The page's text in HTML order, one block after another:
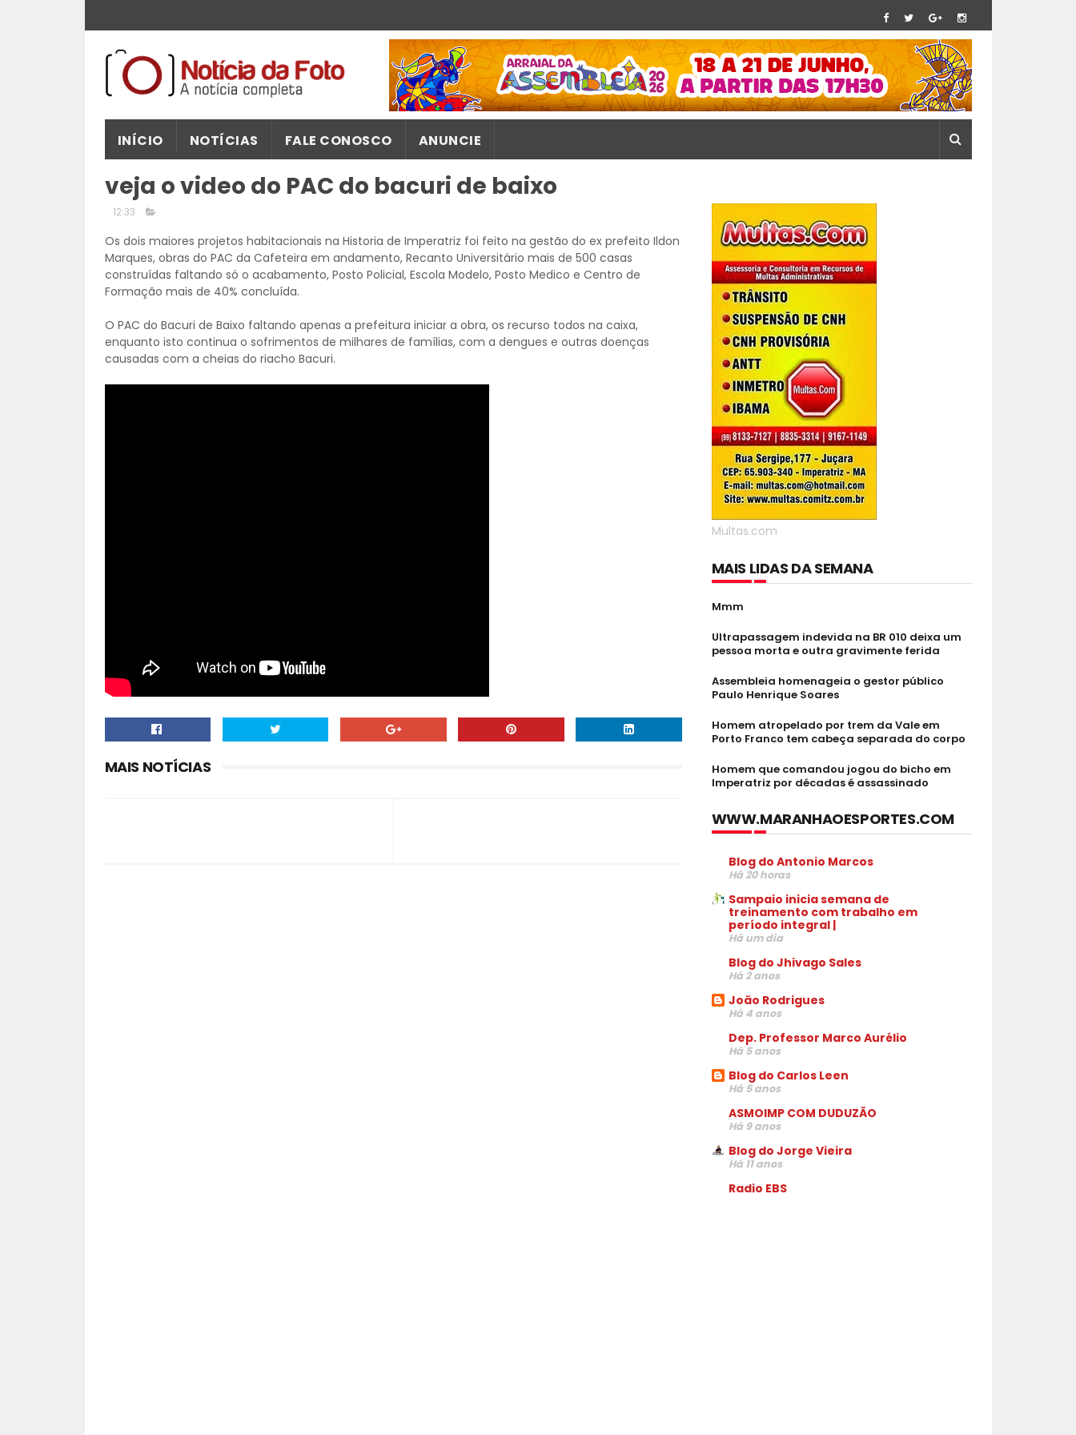
INÍCIO NOTÍCIAS FALE CONOSCO ANUNCIE
veja o video do PAC do bacuri de baixo
12:33
Os dois maiores projetos habitacionais na Historia de Imperatriz foi feito na gestão do ex prefeito Ildon
Marques, obras do PAC da Cafeteira em andamento, Recanto Universitário mais de 500 casas
construídas faltando só o acabamento, Posto Policial, Escola Modelo, Posto Medico e Centro de
Formação mais de 40% concluída.
O PAC do Bacuri de Baixo faltando apenas a prefeitura iniciar a obra, os recurso todos na caixa,
enquanto isto continua o sofrimentos de milhares de famílias, com a dengues e outras doenças
causadas com a cheias do riacho Bacuri.
MAIS NOTÍCIAS
Multas.com
MAIS LIDAS DA SEMANA
Mmm
Ultrapassagem indevida na BR 010 deixa um
pessoa morta e outra gravimente ferida
Assembleia homenageia o gestor público
Paulo Henrique Soares
Homem atropelado por trem da Vale em
Porto Franco tem cabeça separada do corpo
Homem que comandou jogou do bicho em
Imperatriz por décadas é assassinado
WWW.MARANHAOESPORTES.COM
Blog do Antonio Marcos
Há 20 horas
Sampaio inicia semana de
treinamento com trabalho em
período integral |
Há um dia
Blog do Jhivago Sales
Há 2 anos
João Rodrigues
Há 4 anos
Dep. Professor Marco Aurélio
Há 5 anos
Blog do Carlos Leen
Há 5 anos
ASMOIMP COM DUDUZÃO
Há 9 anos
Blog do Jorge Vieira
Há 11 anos
Radio EBS